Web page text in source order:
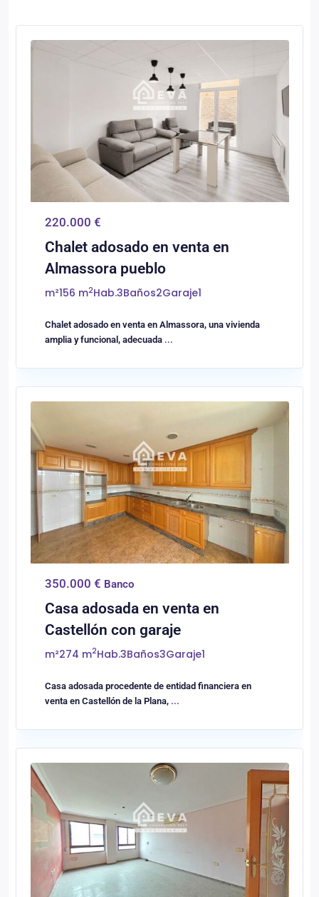
0 Almassora/Almazora
220.000 €
Chalet adosado en venta en
Almassora pueblo
m²156 m2Hab.3Baños2Garaje1
Chalet adosado en venta en Almassora, una vivienda
amplia y funcional, adecuada ...
0 Castellón/Castelló
350.000 € Banco
Casa adosada en venta en
Castellón con garaje
m²274 m2Hab.3Baños3Garaje1
Casa adosada procedente de entidad financiera en
venta en Castellón de la Plana, ...
0 Vilareal